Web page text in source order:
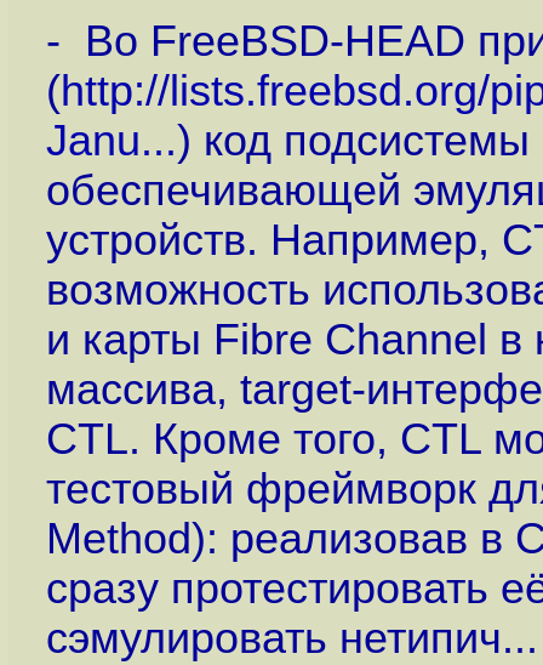
- Во FreeBSD-HEAD
(http://lists.freebsd.org/
Janu...) код
обеспечивающей
устройств. Например,
возможность
и карты Fibre Channel в
массива, target-
CTL. Кроме того, CTL
тестовый фреймворк
Method): реализовав в
сразу протестировать
сэмулировать нетипич...